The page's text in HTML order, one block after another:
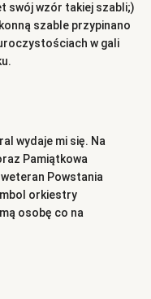
swój wzór takiej szabli;)
szable przypinano
w gali
wydaje mi się. Na
Pamiątkowa
Powstania
orkiestry
osobę co na